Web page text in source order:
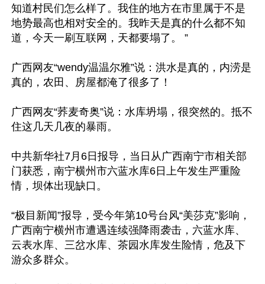
知道村民们怎么样了。我住的地方在市里属于不是
地势最高也相对安全的。我昨天是真的什么都不知
道，今天一刷互联网，天都要塌了。 ​”
广西网友“wendy温温尔雅”说：洪水是真的，内涝是
真的，农田、房屋都淹了很多了！
广西网友“荞麦奇奥”说：水库坍塌，很突然的。抵不
住这几天几夜的暴雨。
中共新华社7月6日报导，当日从广西南宁市相关部
门获悉，南宁横州市六蓝水库6日上午发生严重险
情，坝体出现缺口。
“极目新闻”报导，受今年第10号台风“美莎克”影响，
广西南宁横州市遭遇连续强降雨袭击，六蓝水库、
云表水库、三岔水库、茶园水库发生险情，危及下
游众多群众。